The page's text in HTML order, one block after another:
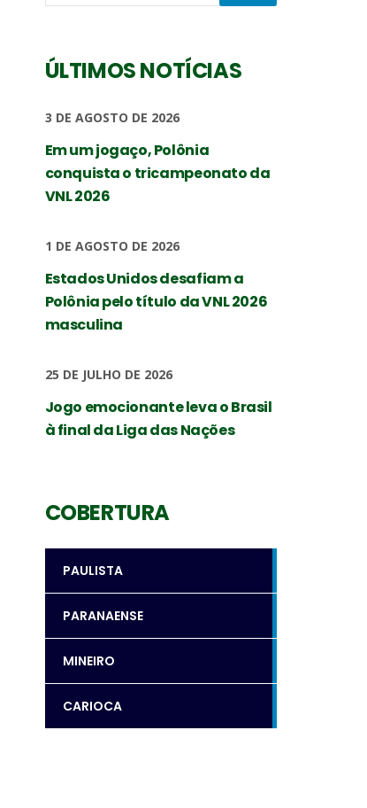
ÚLTIMOS NOTÍCIAS
3 DE AGOSTO DE 2026
Em um jogaço, Polônia
conquista o tricampeonato da
VNL 2026
1 DE AGOSTO DE 2026
Estados Unidos desafiam a
Polônia pelo título da VNL 2026
masculina
25 DE JULHO DE 2026
Jogo emocionante leva o Brasil
à final da Liga das Nações
COBERTURA
PAULISTA
PARANAENSE
MINEIRO
CARIOCA